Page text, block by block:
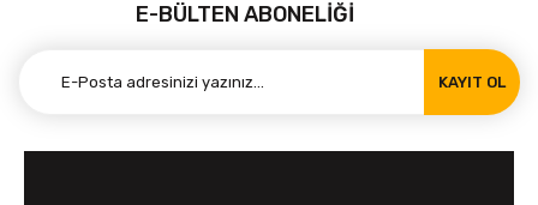
E-BÜLTEN ABONELİĞİ
KAYIT OL